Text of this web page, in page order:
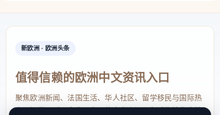
新欧洲 · 欧洲头条
值得信赖的欧洲中文资讯入口
聚焦欧洲新闻、法国生活、华人社区、留学移民与国际热
点，提供及时、真实、实用的中文资讯，帮助海外华人快